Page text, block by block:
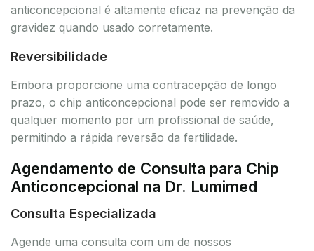
anticoncepcional é altamente eficaz na prevenção da
gravidez quando usado corretamente.
Reversibilidade
Embora proporcione uma contracepção de longo
prazo, o chip anticoncepcional pode ser removido a
qualquer momento por um profissional de saúde,
permitindo a rápida reversão da fertilidade.
Agendamento de Consulta para Chip
Anticoncepcional na Dr. Lumimed
Consulta Especializada
Agende uma consulta com um de nossos